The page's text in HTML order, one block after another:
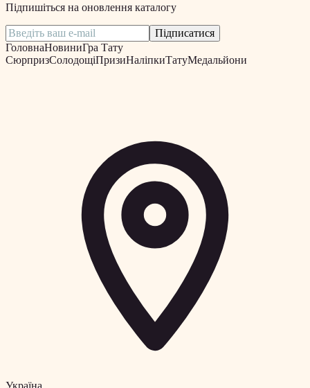
Підпишіться на оновлення каталогу
Підписатися
ГоловнаНовиниГра Тату
СюрпризСолодощіПризиНаліпкиТатуМедальйони
Україна